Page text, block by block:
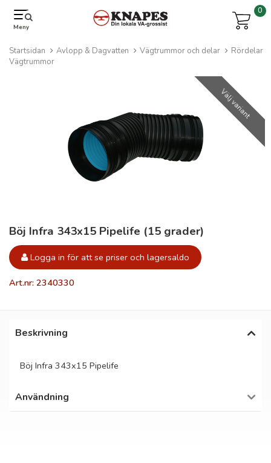
Meny
0
Startsidan Avlopp & Dagvatten Vägtrummor och delar
Rördelar
Vägtrummor
Välj variant
Böj Infra 343x15 Pipelife (15 grader)
Logga in för att se priser och lagersaldo
Art.nr: 2340330
Beskrivning
Böj Infra 343x15 Pipelife
Användning